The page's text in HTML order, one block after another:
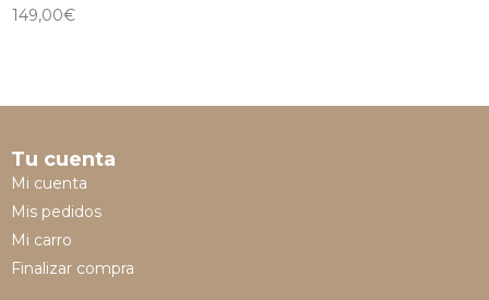
149,00€
Tu cuenta
Mi cuenta
Mis pedidos
Mi carro
Finalizar compra